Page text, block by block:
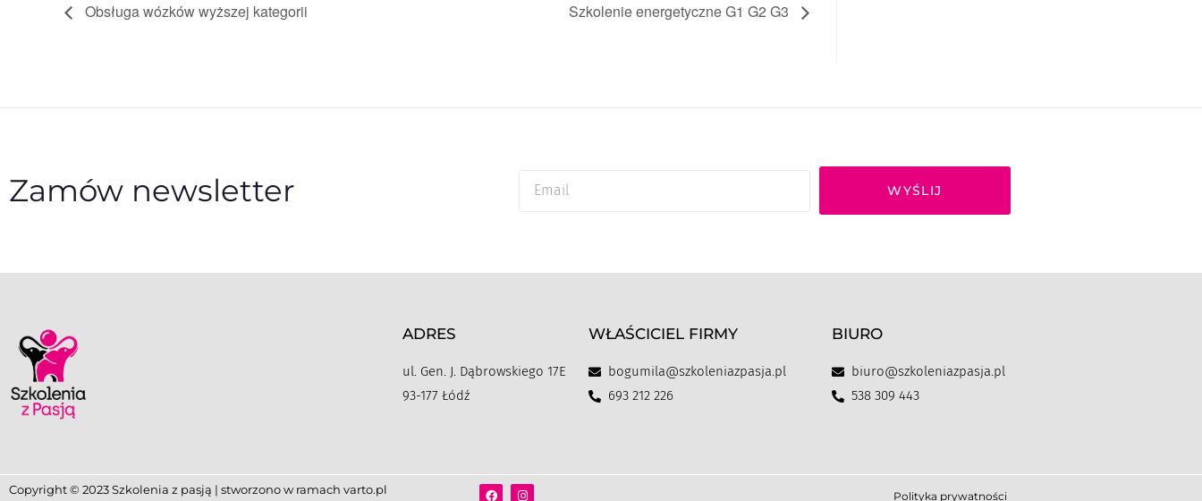
Obsługa wózków wyższej kategorii Szkolenie energetyczne G1 G2 G3
Zamów newsletter WYŚLIJ
ADRES
ul. Gen. J. Dąbrowskiego 17E
93-177 Łódź
WŁAŚCICIEL FIRMY
bogumila@szkoleniazpasja.pl
693 212 226
BIURO
biuro@szkoleniazpasja.pl
538 309 443
Copyright © 2023 Szkolenia z pasją | stworzono w ramach varto.pl Polityka prywatności